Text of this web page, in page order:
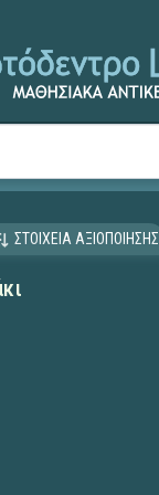
ΣΤΟΙΧΕΙΑ ΑΞΙΟΠΟΙΗΣΗΣ